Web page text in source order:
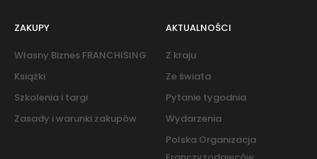
ZAKUPY
Własny Biznes FRANCHISING
Książki
Szkolenia i targi
Zasady i warunki zakupów
AKTUALNOŚCI
Z kraju
Ze świata
Pytanie tygodnia
Wydarzenia
Polska Organizacja